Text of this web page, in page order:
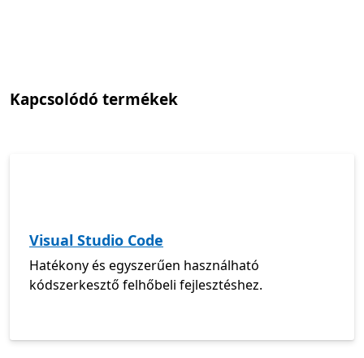
Kapcsolódó termékek
Visual Studio Code
Hatékony és egyszerűen használható
kódszerkesztő felhőbeli fejlesztéshez.